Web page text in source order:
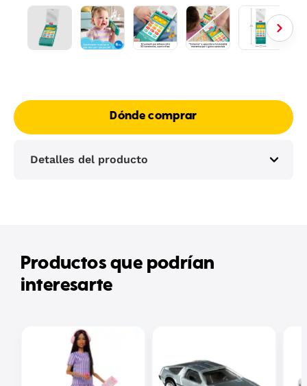
Dónde comprar
Detalles del producto
Productos que podrían
interesarte